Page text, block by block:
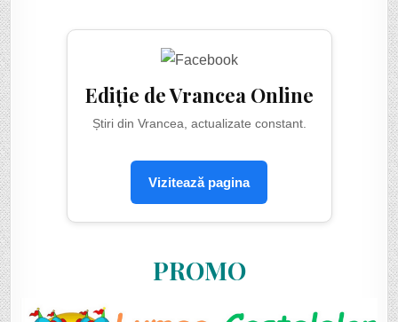
Ediție de Vrancea Online
Știri din Vrancea, actualizate constant.
Vizitează pagina
PROMO